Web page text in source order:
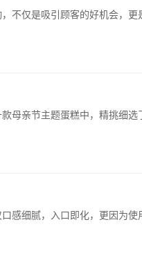
仅是吸引顾客的好机会，更
母亲节主题蛋糕中，精挑细
感细腻，入口即化，更因为